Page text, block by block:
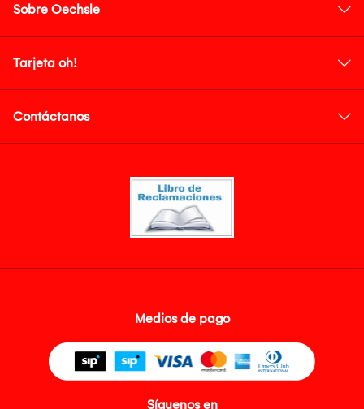
Sobre Oechsle
Tarjeta oh!
Contáctanos
Medios de pago
Síguenos en